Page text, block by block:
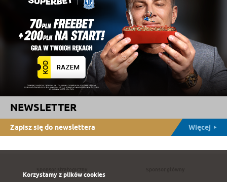
NEWSLETTER
Zapisz się do newslettera Więcej
Korzystamy z plików cookies